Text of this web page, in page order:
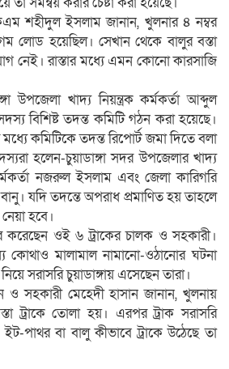
শহীদুল ইসলাম জানান, খুলনার ৪ নম্বর
লোড হয়েছিল। সেখান থেকে বালুর বস্তা
নেই। রাস্তার মধ্যে এমন কোনো কারসাজি
উপজেলা খাদ্য নিয়ন্ত্রক কর্মকর্তা আব্দুল
বিশিষ্ট তদন্ত কমিটি গঠন করা হয়েছে।
কমিটিকে তদন্ত রিপোর্ট জমা দিতে বলা
হলেন-চুয়াডাঙ্গা সদর উপজেলার খাদ্য
নজরুল ইসলাম এবং জেলা কারিগরি
যদি তদন্তে অপরাধ প্রমাণিত হয় তাহলে
হবে।
করেছেন ওই ৬ ট্রাকের চালক ও সহকারী।
কোথাও মালামাল নামানো-ওঠানোর ঘটনা
সরাসরি চুয়াডাঙ্গায় এসেছেন তারা।
ও সহকারী মেহেদী হাসান জানান, খুলনায়
ট্রাকে তোলা হয়। এরপর ট্রাক সরাসরি
ইট-পাথর বা বালু কীভাবে ট্রাকে উঠেছে তা